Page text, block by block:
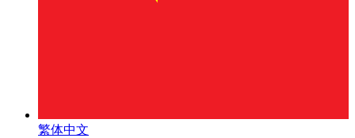
繁体中文